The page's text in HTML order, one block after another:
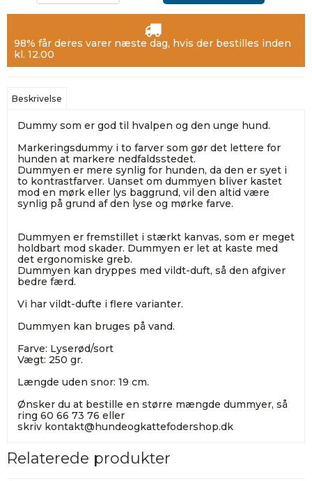
98% får deres varer næste dag, hvis der bestilles inden
kl. 12.00
Beskrivelse
Dummy som er god til hvalpen og den unge hund.
Markeringsdummy i to farver som gør det lettere for
hunden at markere nedfaldsstedet.
Dummyen er mere synlig for hunden, da den er syet i
to kontrastfarver. Uanset om dummyen bliver kastet
mod en mørk eller lys baggrund, vil den altid være
synlig på grund af den lyse og mørke farve.
Dummyen er fremstillet i stærkt kanvas, som er meget
holdbart mod skader. Dummyen er let at kaste med
det ergonomiske greb.
Dummyen kan dryppes med vildt-duft, så den afgiver
bedre færd.
Vi har vildt-dufte i flere varianter.
Dummyen kan bruges på vand.
Farve: Lyserød/sort
Vægt: 250 gr.
Længde uden snor: 19 cm.
Ønsker du at bestille en større mængde dummyer, så
ring 60 66 73 76 eller
skriv kontakt@hundeogkattefodershop.dk
Relaterede produkter